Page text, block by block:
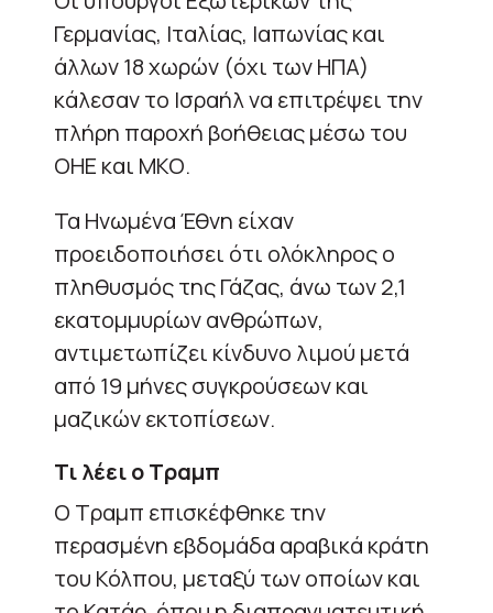
Γερμανίας, Ιταλίας, Ιαπωνίας και
άλλων 18 χωρών (όχι των ΗΠΑ)
κάλεσαν το Ισραήλ να επιτρέψει την
πλήρη παροχή βοήθειας μέσω του
ΟΗΕ και ΜΚΟ.
Τα Ηνωμένα Έθνη είχαν
προειδοποιήσει ότι ολόκληρος ο
πληθυσμός της Γάζας, άνω των 2,1
εκατομμυρίων ανθρώπων,
αντιμετωπίζει κίνδυνο λιμού μετά
από 19 μήνες συγκρούσεων και
μαζικών εκτοπίσεων.
Τι λέει ο Τραμπ
Ο Τραμπ επισκέφθηκε την
περασμένη εβδομάδα αραβικά κράτη
του Κόλπου, μεταξύ των οποίων και